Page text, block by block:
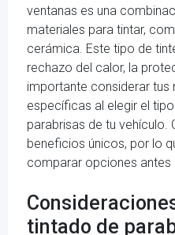
ventanas es una
materiales para tintar,
cerámica. Este tipo de
rechazo del calor, la
importante considerar tus
específicas al elegir el
parabrisas de tu vehículo.
beneficios únicos, por lo
comparar opciones antes
tintado de